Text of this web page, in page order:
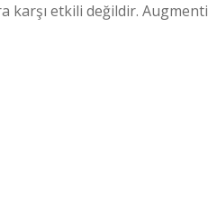
karşı etkili değildir.